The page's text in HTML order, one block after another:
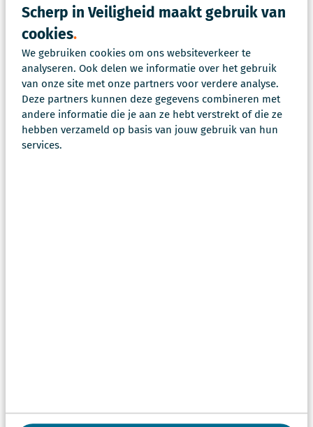
Scherp in Veiligheid maakt gebruik van
cookies
We gebruiken cookies om ons websiteverkeer te
analyseren. Ook delen we informatie over het gebruik
van onze site met onze partners voor verdere analyse.
Deze partners kunnen deze gegevens combineren met
andere informatie die je aan ze hebt verstrekt of die ze
hebben verzameld op basis van jouw gebruik van hun
services.